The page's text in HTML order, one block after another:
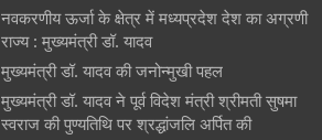
नवकरणीय ऊर्जा के क्षेत्र में मध्यप्रदेश देश का अग्रणी
राज्य : मुख्यमंत्री डॉ. यादव
मुख्यमंत्री डॉ. यादव की जनोन्मुखी पहल
मुख्यमंत्री डॉ. यादव ने पूर्व विदेश मंत्री श्रीमती सुषमा
स्वराज की पुण्यतिथि पर श्रद्धांजलि अर्पित की